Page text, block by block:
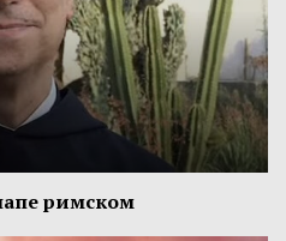
римском